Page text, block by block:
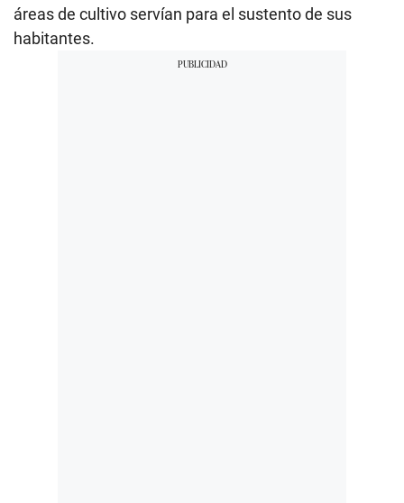
áreas de cultivo servían para el sustento de sus
habitantes.